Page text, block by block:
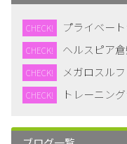
CHECK! プライベー
CHECK! ヘルスピア
CHECK! メガロスル
CHECK! トレーニン